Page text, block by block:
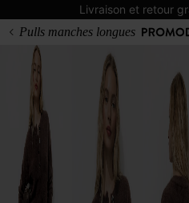
Livraison et retour
Pulls manches longues